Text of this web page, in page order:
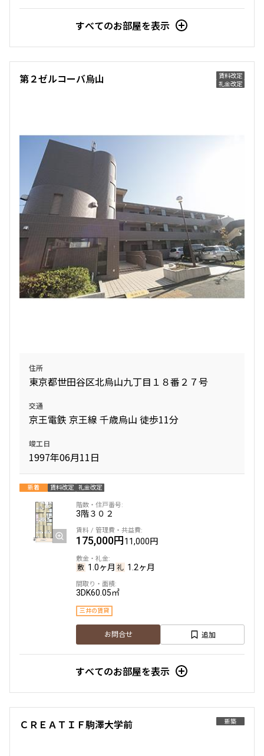
申込有
480,000円20,000円
1.0ヶ月
3LDK 72.18㎡
新築 ペット可
お問合せ 追加
すべてのお部屋を表示
賃料改定
礼金改定
第２ゼルコーバ烏山
住所
東京都世田谷区北烏山九丁目１８番２７号
交通
京王電鉄 京王線 千歳烏山 徒歩11分
竣工日
1997年06月11日
新着 賃料改定 礼金改定
3階３０２
175,000円11,000円
1.0ヶ月 1.2ヶ月
3DK60.05㎡
三井の賃貸
お問合せ 追加
すべてのお部屋を表示
新築
ＣＲＥＡＴＩＦ駒澤大学前